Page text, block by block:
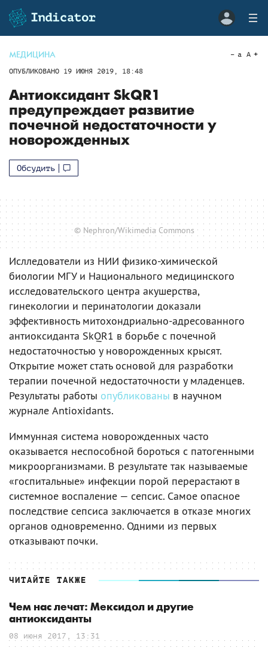
МЕДИЦИНА
ОПУБЛИКОВАНО 19 ИЮНЯ 2019, 18:48
a A
Антиоксидант SkQR1
предупреждает развитие
почечной недостаточности у
новорожденных
Обсудить
© Nephron/Wikimedia Commons
Ислледователи из НИИ физико-химической
биологии МГУ и Национального медицинского
исследовательского центра акушерства,
гинекологии и перинатологии доказали
эффективность митохондриально-адресованного
антиоксиданта SkQR1 в борьбе с почечной
недостаточностью у новорожденных крысят.
Открытие может стать основой для разработки
терапии почечной недостаточности у младенцев.
Результаты работы опубликованы в научном
журнале Antioxidants.
Иммунная система новорожденных часто
оказывается неспособной бороться с патогенными
микроорганизмами. В результате так называемые
«госпитальные» инфекции порой перерастают в
системное воспаление — сепсис. Самое опасное
последствие сепсиса заключается в отказе многих
органов одновременно. Одними из первых
отказывают почки.
ЧИТАЙТЕ ТАКЖЕ
Чем нас лечат: Мексидол и другие
антиоксиданты
08 июня 2017, 13:31